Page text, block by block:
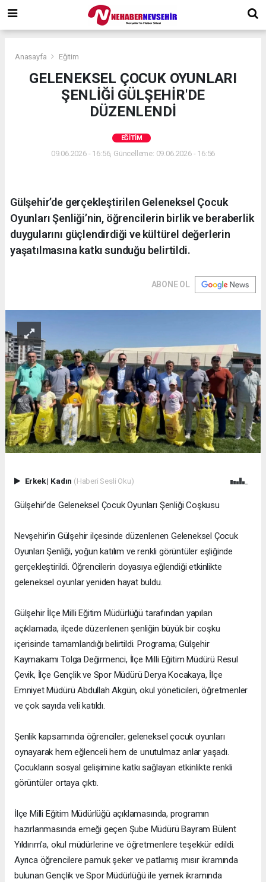
Anasayfa Eğitim
GELENEKSEL ÇOCUK OYUNLARI
ŞENLİĞİ GÜLŞEHİR'DE
DÜZENLENDİ
EĞITIM
09.06.2026 - 16:56, Güncelleme: 09.06.2026 - 16:56
Gülşehir’de gerçekleştirilen Geleneksel Çocuk
Oyunları Şenliği’nin, öğrencilerin birlik ve beraberlik
duygularını güçlendirdiği ve kültürel değerlerin
yaşatılmasına katkı sunduğu belirtildi.
ABONE OL
Erkek| Kadın (Haberi Sesli Oku)
Gülşehir’de Geleneksel Çocuk Oyunları Şenliği Coşkusu
Nevşehir’in Gülşehir ilçesinde düzenlenen Geleneksel Çocuk
Oyunları Şenliği, yoğun katılım ve renkli görüntüler eşliğinde
gerçekleştirildi. Öğrencilerin doyasıya eğlendiği etkinlikte
geleneksel oyunlar yeniden hayat buldu.
Gülşehir İlçe Milli Eğitim Müdürlüğü tarafından yapılan
açıklamada, ilçede düzenlenen şenliğin büyük bir coşku
içerisinde tamamlandığı belirtildi. Programa; Gülşehir
Kaymakamı Tolga Değirmenci, İlçe Milli Eğitim Müdürü Resul
Çevik, İlçe Gençlik ve Spor Müdürü Derya Kocakaya, İlçe
Emniyet Müdürü Abdullah Akgün, okul yöneticileri, öğretmenler
ve çok sayıda veli katıldı.
Şenlik kapsamında öğrenciler; geleneksel çocuk oyunları
oynayarak hem eğlenceli hem de unutulmaz anlar yaşadı.
Çocukların sosyal gelişimine katkı sağlayan etkinlikte renkli
görüntüler ortaya çıktı.
İlçe Milli Eğitim Müdürlüğü açıklamasında, programın
hazırlanmasında emeği geçen Şube Müdürü Bayram Bülent
Yıldırım’a, okul müdürlerine ve öğretmenlere teşekkür edildi.
Ayrıca öğrencilere pamuk şeker ve patlamış mısır ikramında
bulunan Gençlik ve Spor Müdürlüğü ile yemek ikramında